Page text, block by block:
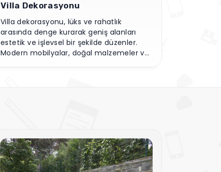
İş Yeri Dekorasyonu
İş yeri dekorasyonu, verimliliği artırmak ve
çalışanların motivasyonunu yükseltmek
için işlevsel ve estetik unsurların
birleşimidir. Ergonomik mobilyalar, renkli